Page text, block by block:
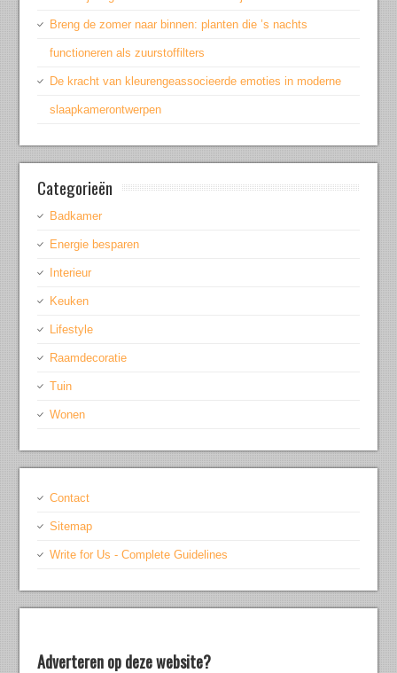
Breng de zomer naar binnen: planten die ’s nachts
functioneren als zuurstoffilters
De kracht van kleurengeassocieerde emoties in moderne
slaapkamerontwerpen
Categorieën
Badkamer
Energie besparen
Interieur
Keuken
Lifestyle
Raamdecoratie
Tuin
Wonen
Contact
Sitemap
Write for Us - Complete Guidelines
Adverteren op deze website?